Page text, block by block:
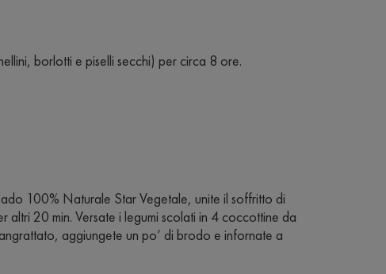
borlotti e piselli secchi) per circa 8 ore.
100% Naturale Star Vegetale, unite il soffritto di
20 min. Versate i legumi scolati in 4 coccottine da
aggiungete un po’ di brodo e infornate a